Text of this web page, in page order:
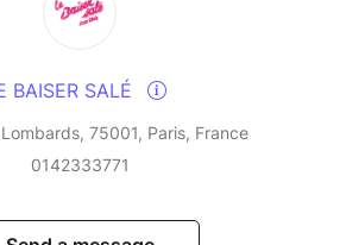
and Latin roots, and their taste
laboratory, this residency
modernity in a rare form of
by years of uninterrupted musical
moment, where technical
BAISER SALÉ
75001, Paris, France
0142333771